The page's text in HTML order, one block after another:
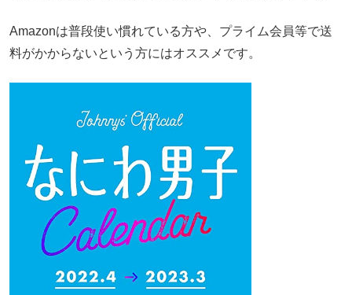
Amazonは普段使い慣れている方や、プライム会員等で送
料がかからないという方にはオススメです。